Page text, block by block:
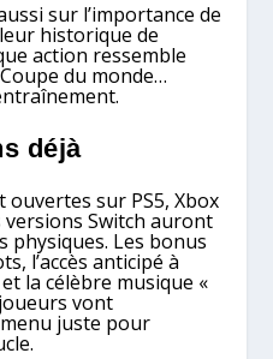
sur l’importance de
historique de
action ressemble
du monde…
déjà
ouvertes sur PS5, Xbox
versions Switch auront
physiques. Les bonus
l’accès anticipé à
la célèbre musique «
vont
juste pour